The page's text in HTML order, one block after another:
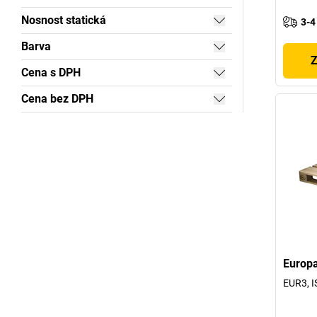
Nosnost statická
Barva
Cena s DPH
Cena bez DPH
3-
EUR3,